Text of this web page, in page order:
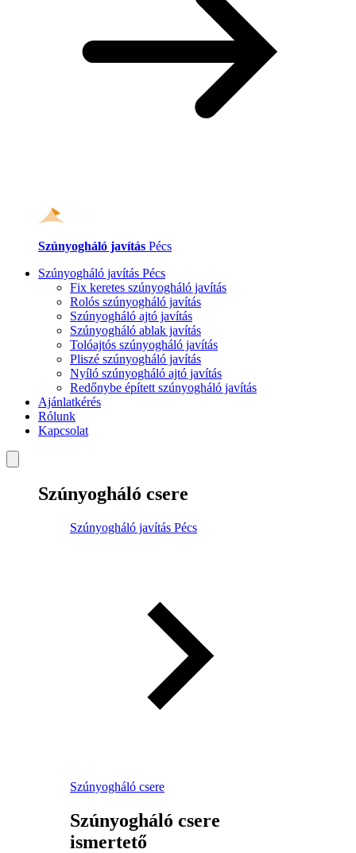
Szúnyogháló javítás Pécs
Szúnyogháló javítás Pécs
Fix keretes szúnyogháló javítás
Rolós szúnyogháló javítás
Szúnyogháló ajtó javítás
Szúnyogháló ablak javítás
Tolóajtós szúnyogháló javítás
Pliszé szúnyogháló javítás
Nyíló szúnyogháló ajtó javítás
Redőnybe épített szúnyogháló javítás
Ajánlatkérés
Rólunk
Kapcsolat
Szúnyogháló csere
Szúnyogháló javítás Pécs
Szúnyogháló csere
Szúnyogháló csere
ismertető